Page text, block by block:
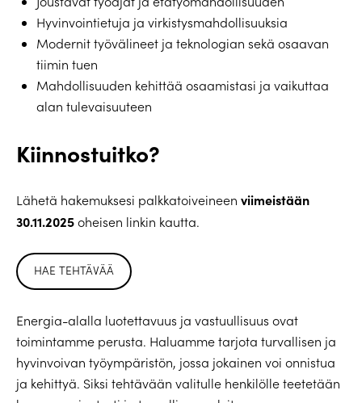
Hyvinvointietuja ja virkistysmahdollisuuksia
Modernit työvälineet ja teknologian sekä osaavan
tiimin tuen
Mahdollisuuden kehittää osaamistasi ja vaikuttaa
alan tulevaisuuteen
Kiinnostuitko?
Lähetä hakemuksesi palkkatoiveineen viimeistään
30.11.2025oheisen linkin kautta.
HAE TEHTÄVÄÄ
Energia-alalla luotettavuus ja vastuullisuus ovat
toimintamme perusta. Haluamme tarjota turvallisen ja
hyvinvoivan työympäristön, jossa jokainen voi onnistua
ja kehittyä. Siksi tehtävään valitulle henkilölle teetetään